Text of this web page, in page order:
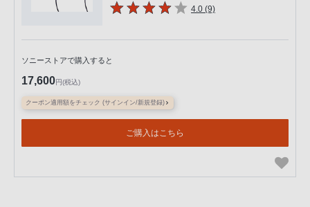
4.0 (9)
ソニーストアで購入すると
17,600円(税込)
クーポン適用額をチェック (サインイン/新規登録)
ご購入はこちら